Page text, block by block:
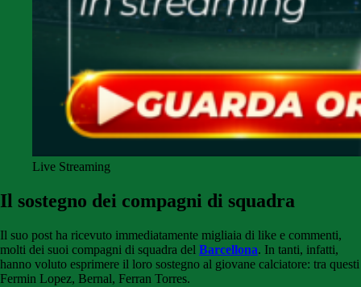
Live Streaming
Il sostegno dei compagni di squadra
Il suo post ha ricevuto immediatamente migliaia di like e commenti,
molti dei suoi compagni di squadra del Barcellona. In tanti, infatti,
hanno voluto esprimere il loro sostegno al giovane calciatore: tra questi
Fermin Lopez, Bernal, Ferran Torres.